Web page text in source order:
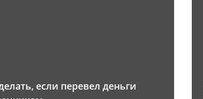
если перевел деньги